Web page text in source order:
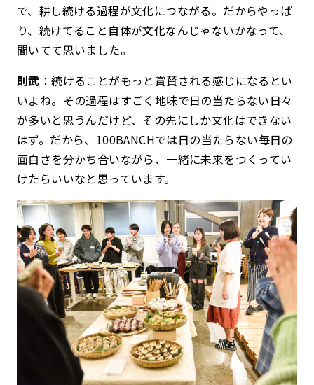
で、耕し続ける過程が文化につながる。だからやっぱ
り、続けてること自体が文化なんじゃないかなって、
聞いてて思いました。
則武 ：続けることがもっと賞賛される感じになるとい
いよね。その過程はすごく地味で日の当たらない日々
が多いと思うんだけど、その先にしか文化はできない
はず。だから、100BANCHでは日の当たらない毎日の
面白さを分かち合いながら、一緒に未来をつくってい
けたらいいなと思っています。